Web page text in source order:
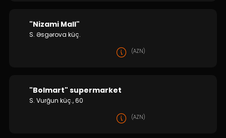
"Nizami Mall"
S. Əsgərova küç.
(AZN)
"Bolmart" supermarket
S. Vurğun küç., 60
(AZN)